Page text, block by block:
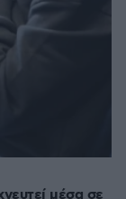
μέσα σε